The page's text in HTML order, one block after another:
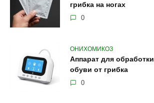
грибка на ногах
0
ОНИХОМИКОЗ
Аппарат для обработки
обуви от грибка
0